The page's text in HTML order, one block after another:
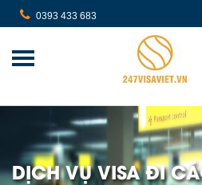
0393 433 683
DỊCH VỤ VISA ĐI